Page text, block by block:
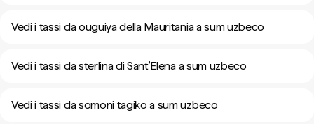
Vedi i tassi da ouguiya della Mauritania a sum uzbeco
Vedi i tassi da sterlina di Sant’Elena a sum uzbeco
Vedi i tassi da somoni tagiko a sum uzbeco